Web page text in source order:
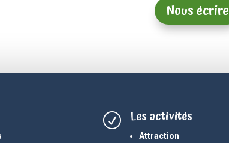
Nous écrire
R Les activités
Attraction